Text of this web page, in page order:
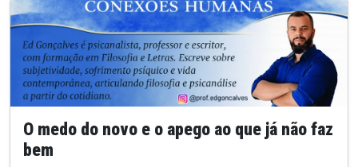
O medo do novo e o apego ao que já não faz
bem